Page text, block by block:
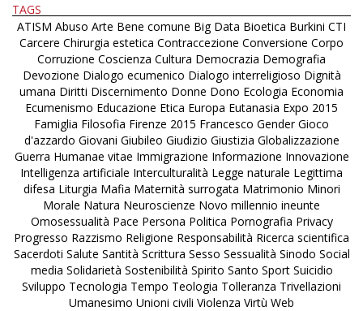
TAGS
ATISM Abuso Arte Bene comune Big Data Bioetica Burkini CTI
Carcere Chirurgia estetica Contraccezione Conversione Corpo
Corruzione Coscienza Cultura Democrazia Demografia
Devozione Dialogo ecumenico Dialogo interreligioso Dignità
umana Diritti Discernimento Donne Dono Ecologia Economia
Ecumenismo Educazione Etica Europa Eutanasia Expo 2015
Famiglia Filosofia Firenze 2015 Francesco Gender Gioco
d'azzardo Giovani Giubileo Giudizio Giustizia Globalizzazione
Guerra Humanae vitae Immigrazione Informazione Innovazione
Intelligenza artificiale Interculturalità Legge naturale Legittima
difesa Liturgia Mafia Maternità surrogata Matrimonio Minori
Morale Natura Neuroscienze Novo millennio ineunte
Omosessualità Pace Persona Politica Pornografia Privacy
Progresso Razzismo Religione Responsabilità Ricerca scientifica
Sacerdoti Salute Santità Scrittura Sesso Sessualità Sinodo Social
media Solidarietà Sostenibilità Spirito Santo Sport Suicidio
Sviluppo Tecnologia Tempo Teologia Tolleranza Trivellazioni
Umanesimo Unioni civili Violenza Virtù Web